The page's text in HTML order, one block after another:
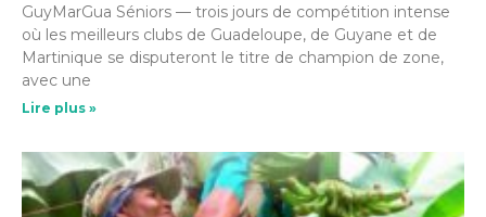
GuyMarGua Séniors — trois jours de compétition intense
où les meilleurs clubs de Guadeloupe, de Guyane et de
Martinique se disputeront le titre de champion de zone,
avec une
Lire plus »